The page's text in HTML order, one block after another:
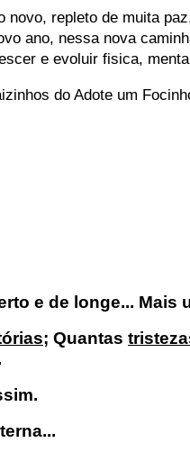
novo, repleto de muita
ano, nessa nova
e evoluir fisica,
do Adote um
e de longe... Mais
; Quantas